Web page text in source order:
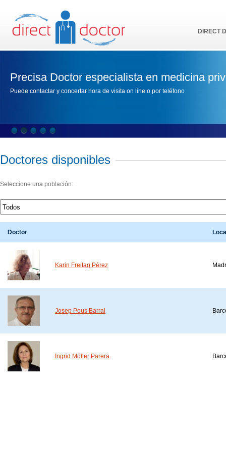
DIRECT
Precisa Doctor especialista en medicina
Puede contactar y concertar hora de visita on line o por teléfono
Doctores disponibles
Seleccione una población:
Doctor
Karin Freitag Pérez
Josep Pous Barral
Ingrid Möller Parera